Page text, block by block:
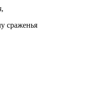
сраженья